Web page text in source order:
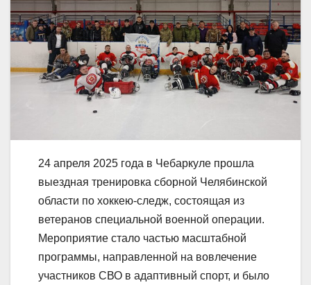
24 апреля 2025 года в Чебаркуле прошла
выездная тренировка сборной Челябинской
области по хоккею-следж, состоящая из
ветеранов специальной военной операции.
Мероприятие стало частью масштабной
программы, направленной на вовлечение
участников СВО в адаптивный спорт, и было